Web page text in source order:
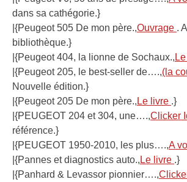
dans sa cathégorie.}
|{Peugeot 505 De mon père.,Ouvrage .
bibliothèque.}
|{Peugeot 404, la lionne de Sochaux.,
|{Peugeot 205, le best-seller de….,(la
Nouvelle édition.}
|{Peugeot 205 De mon père.,Le livre .}
|{PEUGEOT 204 et 304, une….,Clicker
référence.}
|{PEUGEOT 1950-2010, les plus….,A
|{Pannes et diagnostics auto.,Le livre .}
|{Panhard & Levassor pionnier….,